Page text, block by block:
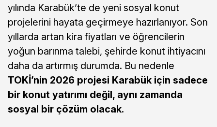
yılında Karabük’te de yeni sosyal konut
projelerini hayata geçirmeye hazırlanıyor. Son
yıllarda artan kira fiyatları ve öğrencilerin
yoğun barınma talebi, şehirde konut ihtiyacını
daha da artırmış durumda. Bu nedenle
TOKİ’nin 2026 projesi Karabük için sadece
bir konut yatırımı değil, aynı zamanda
sosyal bir çözüm olacak.